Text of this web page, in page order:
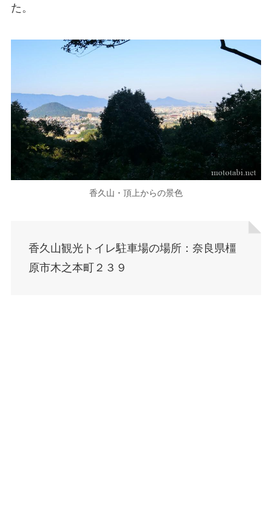
た。
香久山・頂上からの景色
香久山観光トイレ駐車場の場所：奈良県橿
原市木之本町２３９